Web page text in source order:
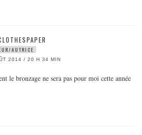
AUTRICE
2014 / 20 H 34 MIN
le bronzage ne sera pas pour moi cette année